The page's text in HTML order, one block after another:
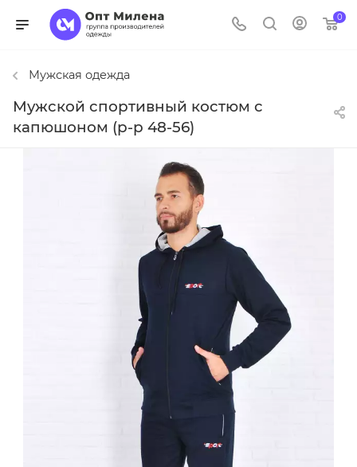
0
Мужская одежда
Мужской спортивный костюм с
капюшоном (р-р 48-56)